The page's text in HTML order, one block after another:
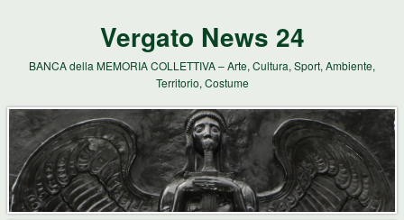
Vergato News 24
BANCA della MEMORIA COLLETTIVA – Arte, Cultura, Sport, Ambiente,
Territorio, Costume